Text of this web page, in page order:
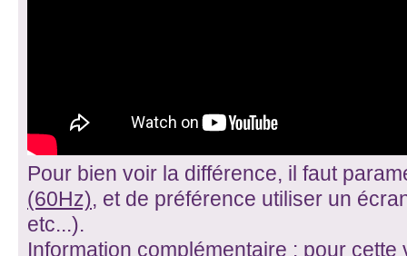
Pour bien voir la différence, il faut
(60Hz), et de préférence utiliser un
etc...).
Information complémentaire : pour cette